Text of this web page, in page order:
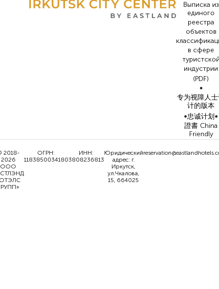
Выписка из
единого
реестра
объектов
в сфере
индустрии
(PDF)
•
专为视障人
计的版本
•忠诚计划•
證書 China
Friendly
2018-
2026
ООО
ОГРН:
1183850034180
ИНН:
3808236813
Юридический
адрес: г.
Иркутск,
ул.Чкалова,
15, 664025